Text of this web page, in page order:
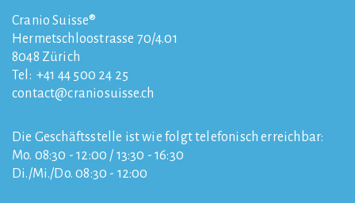
Cranio Suisse®
Hermetschloostrasse 70/4.01
8048 Zürich
Tel: +41 44 500 24 25
contact
craniosuisse.ch
Die Geschäftsstelle ist wie folgt telefonisch erreichbar:
Mo. 08:30 - 12:00 / 13:30 - 16:30
Di./Mi./Do. 08:30 - 12:00